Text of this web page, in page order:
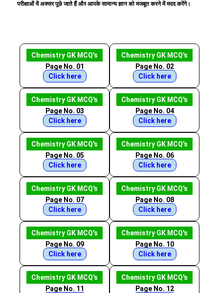
परीक्षाओं में अक्सर पूछे जाते हैं और आपके सामान्य ज्ञान को मजबूत करने में मदद करेंगे।
Chemistry GK MCQ's
Page No. 01
Click here
Chemistry GK MCQ's
Page No. 02
Click here
Chemistry GK MCQ's
Page No. 03
Click here
Chemistry GK MCQ's
Page No. 04
Click here
Chemistry GK MCQ's
Page No. 05
Click here
Chemistry GK MCQ's
Page No. 06
Click here
Chemistry GK MCQ's
Page No. 07
Click here
Chemistry GK MCQ's
Page No. 08
Click here
Chemistry GK MCQ's
Page No. 09
Click here
Chemistry GK MCQ's
Page No. 10
Click here
Chemistry GK MCQ's
Page No. 11
Chemistry GK MCQ's
Page No. 12